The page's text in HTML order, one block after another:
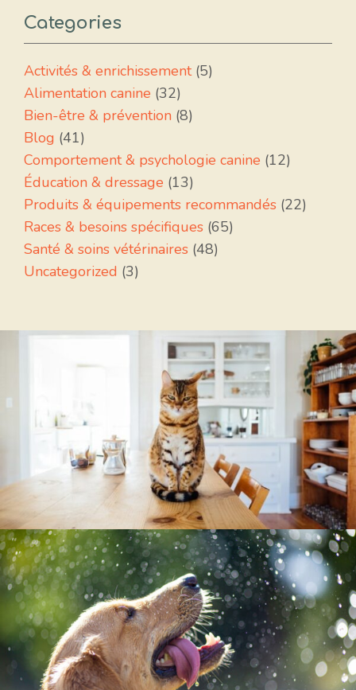
Categories
Activités & enrichissement(5)
Alimentation canine (32)
Bien-être & prévention (8)
Blog (41)
Comportement & psychologie canine (12)
Éducation & dressage (13)
Produits & équipements recommandés (22)
Races & besoins spécifiques (65)
Santé & soins vétérinaires (48)
Uncategorized (3)